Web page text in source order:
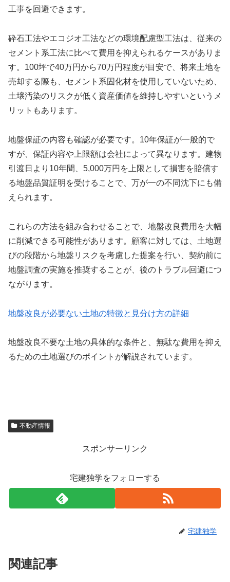
工事を回避できます。
砕石工法やエコジオ工法などの環境配慮型工法は、従来の
セメント系工法に比べて費用を抑えられるケースがありま
す。100坪で40万円から70万円程度が目安で、将来土地を
売却する際も、セメント系固化材を使用していないため、
土壌汚染のリスクが低く資産価値を維持しやすいというメ
リットもあります。
地盤保証の内容も確認が必要です。10年保証が一般的で
すが、保証内容や上限額は会社によって異なります。建物
引渡日より10年間、5,000万円を上限として損害を賠償す
る地盤品質証明を受けることで、万が一の不同沈下にも備
えられます。
これらの方法を組み合わせることで、地盤改良費用を大幅
に削減できる可能性があります。顧客に対しては、土地選
びの段階から地盤リスクを考慮した提案を行い、契約前に
地盤調査の実施を推奨することが、後のトラブル回避につ
ながります。
地盤改良が必要ない土地の特徴と見分け方の詳細
地盤改良不要な土地の具体的な条件と、無駄な費用を抑え
るための土地選びのポイントが解説されています。
不動産情報
スポンサーリンク
宅建独学をフォローする
宅建独学
関連記事